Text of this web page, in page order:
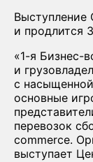
Выступление
и продлится
«1-я Бизнес-
и
с
основные
перевозок
commerce.
выступает